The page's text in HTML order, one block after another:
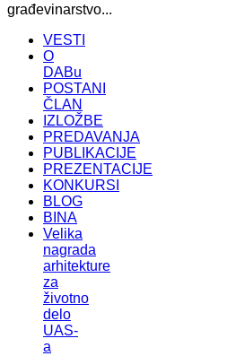
građevinarstvo...
VESTI
O
DABu
POSTANI
ČLAN
IZLOŽBE
PREDAVANJA
PUBLIKACIJE
PREZENTACIJE
KONKURSI
BLOG
BINA
Velika
nagrada
arhitekture
za
životno
delo
UAS-
a